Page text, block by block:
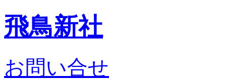
飛鳥新社
お問い合せ